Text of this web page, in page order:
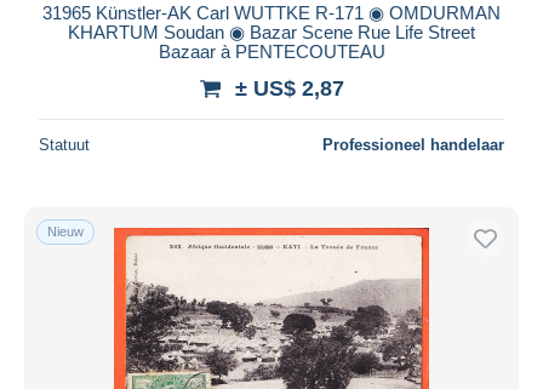
31965 Künstler-AK Carl WUTTKE R-171 ◉ OMDURMAN
KHARTUM Soudan ◉ Bazar Scene Rue Life Street
Bazaar à PENTECOUTEAU
± US$ 2,87
Statuut Professioneel handelaar
Nieuw